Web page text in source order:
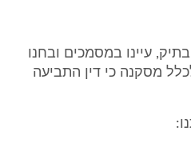
עיינו במסמכים ובחנו
מסקנה כי דין התביעה